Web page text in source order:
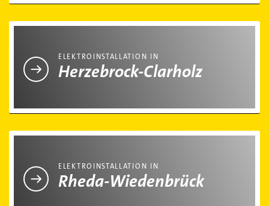
ELEKTROINSTALLATION IN
Herzebrock-Clarholz
ELEKTROINSTALLATION IN
Rheda-Wiedenbrück